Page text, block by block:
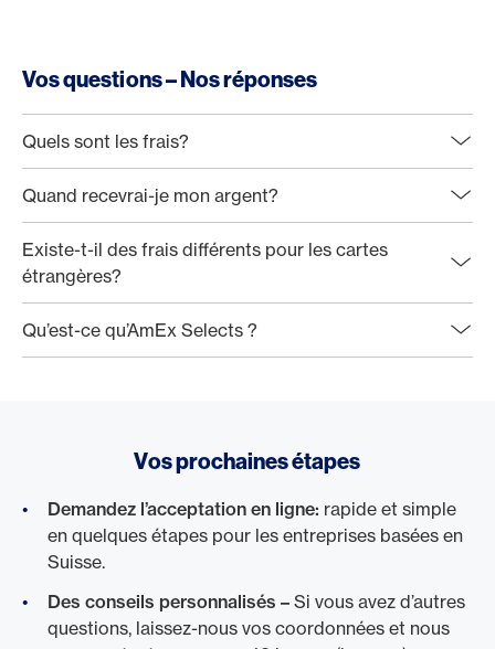
Vos questions – Nos réponses
Quels sont les frais?
Quand recevrai-je mon argent?
Existe-t-il des frais différents pour les cartes
étrangères?
Qu’est-ce qu’AmEx Selects ?
Vos prochaines étapes
Demandez l’acceptation en ligne: rapide et simple
en quelques étapes pour les entreprises basées en
Suisse.
Des conseils personnalisés – Si vous avez d’autres
questions, laissez-nous vos coordonnées et nous